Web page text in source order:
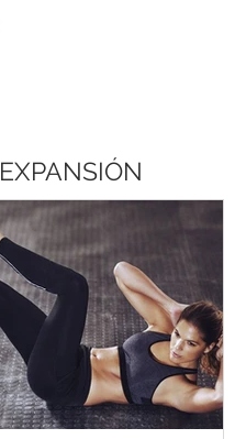
EXPANSIÓN